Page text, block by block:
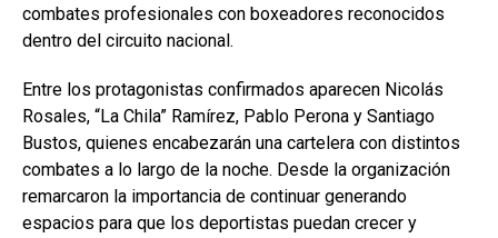
combates profesionales con boxeadores reconocidos
dentro del circuito nacional.
Entre los protagonistas confirmados aparecen Nicolás
Rosales, “La Chila” Ramírez, Pablo Perona y Santiago
Bustos, quienes encabezarán una cartelera con distintos
combates a lo largo de la noche. Desde la organización
remarcaron la importancia de continuar generando
espacios para que los deportistas puedan crecer y